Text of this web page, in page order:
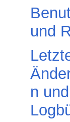
und
n und